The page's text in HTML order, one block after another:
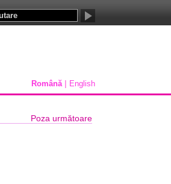
Română English
Poza următoare